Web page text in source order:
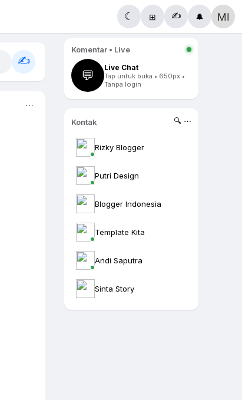
☾ ⊞ ✍️ 🔔
✍️
⋯
Komentar • Live
💬
Live Chat
Tap untuk buka • 650px •
Tanpa login
Kontak 🔍 ⋯
Rizky Blogger
Putri Design
Blogger Indonesia
Template Kita
Andi Saputra
Sinta Story